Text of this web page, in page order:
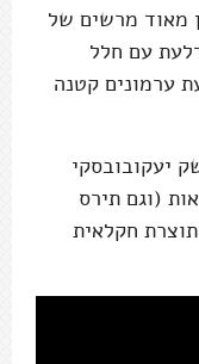
מאוד מרשים של
עם חלל
ערמונים קטנה
יעקובובסקי
(וגם תירס
חקלאית